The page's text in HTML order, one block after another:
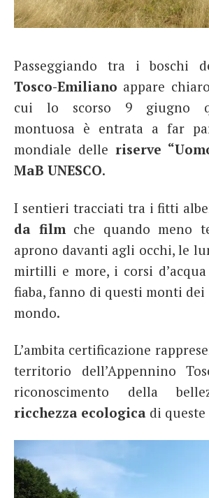
French
Passeggiando tra i boschi
Tosco-Emiliano appare
cui lo scorso 9 giugno
montuosa è entrata a far
mondiale delle riserve
MaB UNESCO.
I sentieri tracciati tra i fitti
da film che quando meno
aprono davanti agli occhi, le
mirtilli e more, i corsi
fiaba, fanno di questi monti
mondo.
L’ambita certificazione
territorio dell’Appennino
riconoscimento della
ricchezza ecologica di